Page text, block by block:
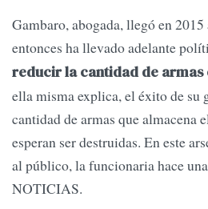
Gambaro, abogada, llegó en
entonces ha llevado adelante
reducir la cantidad de
ella misma explica, el éxito de su
cantidad de armas que
esperan ser destruidas. En este
al público, la funcionaria hace
NOTICIAS.